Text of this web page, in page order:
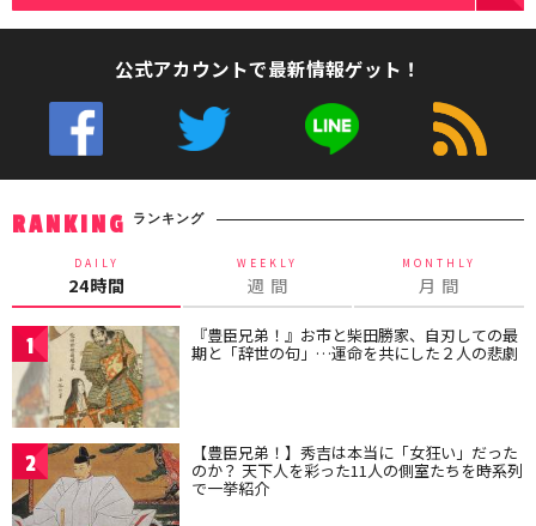
公式アカウントで最新情報ゲット！
RANKING ランキング
DAILY
24時間
WEEKLY
週 間
MONTHLY
月 間
1 『豊臣兄弟！』お市と柴田勝家、自刃しての最
期と「辞世の句」…運命を共にした２人の悲劇
2 【豊臣兄弟！】秀吉は本当に「女狂い」だった
のか？ 天下人を彩った11人の側室たちを時系列
で一挙紹介